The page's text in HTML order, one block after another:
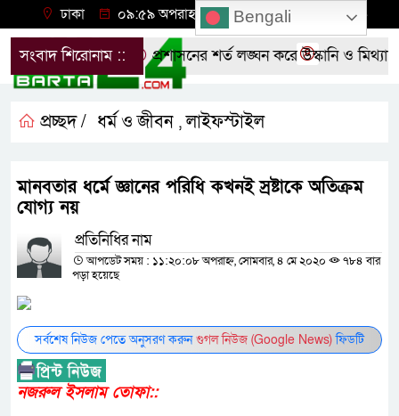
ঢাকা ০৯:৫৯ অপরাহ্ন, বৃহস্পতিবার, ০৬ অগাস্ট ২০২৬
সংবাদ শিরোনাম ::
বিক্ষোভ প্রশাসনের শর্ত লঙ্ঘন করে উস্কানি ও
প্রচ্ছদ / ধর্ম ও জীবন ,লাইফস্টাইল
মানবতার ধর্মে জ্ঞানের পরিধি কখনই স্রষ্টাকে অতিক্রম
যোগ্য নয়
প্রতিনিধির নাম
আপডেট সময় : ১১:২০:০৮ অপরাহ্ন, সোমবার, ৪ মে ২০২০
৭৮৪ বার
পড়া হয়েছে
সর্বশেষ নিউজ পেতে অনুসরণ করুনগুগল নিউজ (Google News)ফিডটি
নজরুল ইসলাম তোফা::
Bengali